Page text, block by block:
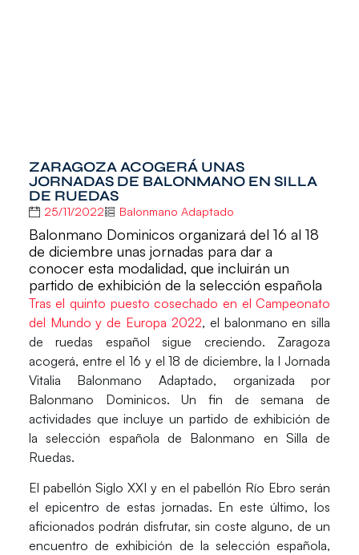
ZARAGOZA ACOGERÁ UNAS
JORNADAS DE BALONMANO EN SILLA
DE RUEDAS
25/11/2022 Balonmano Adaptado
Balonmano Dominicos organizará del 16 al 18
de diciembre unas jornadas para dar a
conocer esta modalidad, que incluirán un
partido de exhibición de la selección española
Tras el quinto puesto cosechado en el Campeonato
del Mundo y de Europa 2022, el balonmano en silla
de ruedas español sigue creciendo. Zaragoza
acogerá, entre el 16 y el 18 de diciembre, la I Jornada
Vitalia Balonmano Adaptado, organizada por
Balonmano Dominicos. Un fin de semana de
actividades que incluye un partido de exhibición de
la selección española de Balonmano en Silla de
Ruedas.
El pabellón Siglo XXI y en elpabellón Río Ebro serán
el epicentro de estas jornadas. En este último, los
aficionados podrán disfrutar, sin coste alguno, de un
encuentro de exhibición de la selección española,